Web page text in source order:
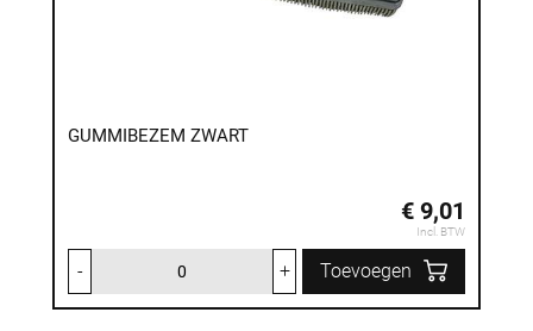
GUMMIBEZEM ZWART
€ 9,01
Incl. BTW
- + Toevoegen